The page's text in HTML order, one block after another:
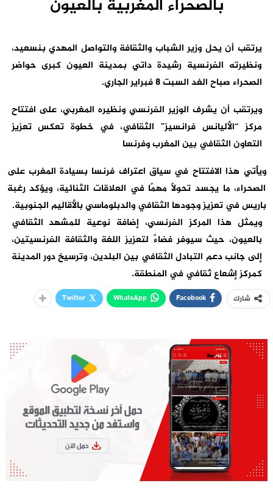
بالصحراء المغربية بالعيون
يرتقب أن يحل وزير الشباب والثقافة والتواصل المهدي بنسعيد،
ونظيرته الفرنسية رشيدة داتي بمدينة العيون كبرى حواضر
الصحراء صباح الغد السبت 8 فبراير الجاري.
ويرتقب أن يشرف الوزير الفرنسي ونظيره المغربي، على افتتاح
مركز “الأليانس فرانسيز” الثقافي، في خطوة تعكس تعزيز
التعاون الثقافي بين المغرب وفرنسا
ويأتي هذا الافتتاح في سياق اعتراف فرنسا بسيادة المغرب على
الصحراء، ما يجسد تحولًا مهمًا في العلاقات الثنائية، ويؤكد رغبة
باريس في تعزيز وجودها الثقافي والدبلوماسي بالأقاليم الجنوبية.
ويمثل هذا المركز الفرنسي، إضافة نوعية للمشهد الثقافي
بالعيون، حيث سيوفر فضاءً لتعزيز اللغة والثقافة الفرنسيتين،
إلى جانب دعم التبادل الثقافي بين البلدين، وترسيخ دور المدينة
كمركز إشعاع ثقافي في المنطقة.
شارك Facebook
WhatsApp
Twitter